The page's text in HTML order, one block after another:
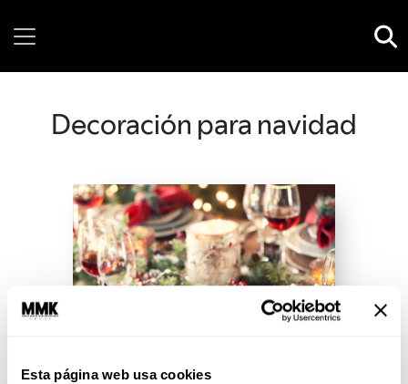
Esta página web usa cookies
Decoración para navidad